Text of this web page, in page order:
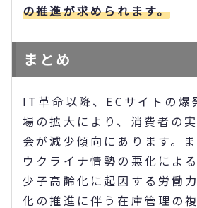
の推進が求められます。
まとめ
IT革命以降、ECサイトの爆
場の拡大により、消費者の
会が減少傾向にあります。
ウクライナ情勢の悪化によ
少子高齢化に起因する労働
化の推進に伴う在庫管理の